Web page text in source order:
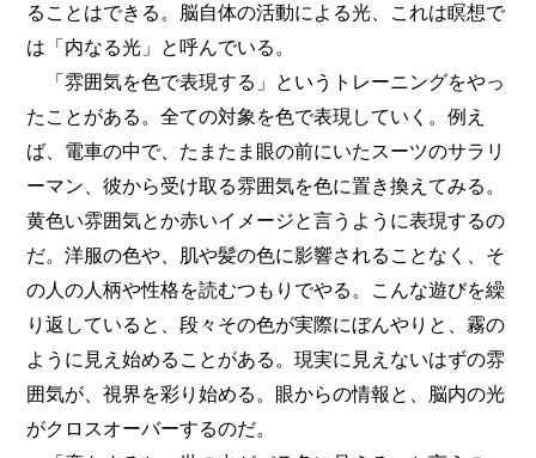
ることはできる。脳自体の活動による光、これは瞑想で
は「内なる光」と呼んでいる。
「雰囲気を色で表現する」というトレーニングをやっ
たことがある。全ての対象を色で表現していく。例え
ば、電車の中で、たまたま眼の前にいたスーツのサラリ
ーマン、彼から受け取る雰囲気を色に置き換えてみる。
黄色い雰囲気とか赤いイメージと言うように表現するの
だ。洋服の色や、肌や髪の色に影響されることなく、そ
の人の人柄や性格を読むつもりでやる。こんな遊びを繰
り返していると、段々その色が実際にぼんやりと、霧の
ように見え始めることがある。現実に見えないはずの雰
囲気が、視界を彩り始める。眼からの情報と、脳内の光
がクロスオーバーするのだ。